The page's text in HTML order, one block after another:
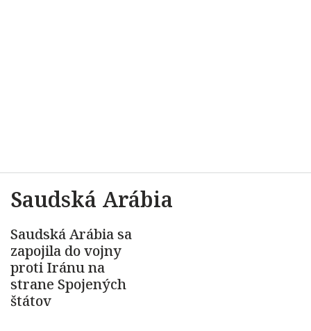
Saudská Arábia
Saudská Arábia sa
zapojila do vojny
proti Iránu na
strane Spojených
štátov